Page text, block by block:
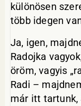
különösen
több idegen
Ja, igen,
Radojka
öröm, vagyis
Radi –
már itt tartunk,